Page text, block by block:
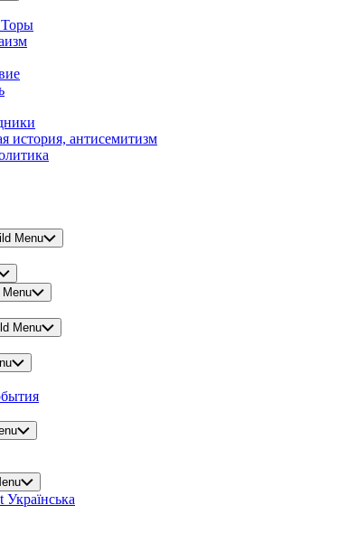
Торы
история, антисемитизм
Menu
Menu
Menu
Українська